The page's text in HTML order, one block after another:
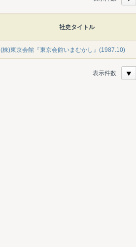
社史タイトル
(株)東京会館『東京会館いまむかし』(1987.10)
表示件数